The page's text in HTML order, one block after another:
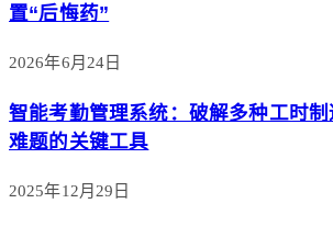
置“后悔药”
2026年6月24日
智能考勤管理系统：破解多种工时
难题的关键工具
2025年12月29日